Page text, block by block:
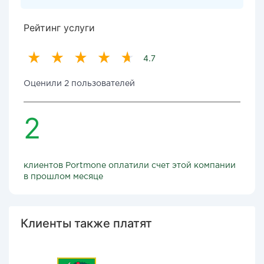
Рейтинг услуги
4.7
Оценили 2 пользователей
2
клиентов Portmone оплатили счет этой компании
в прошлом месяце
Клиенты также платят